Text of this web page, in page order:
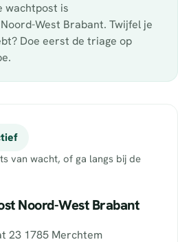
wachtpost is
West Brabant. Twijfel je
Doe eerst de triage op
van wacht, of ga langs bij de
Noord-West Brabant
23 1785 Merchtem